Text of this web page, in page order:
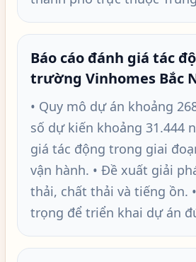
Báo cáo đánh giá tác
trường Vinhomes Bắc
• Quy mô dự án khoảng
số dự kiến khoảng 31.444
giá tác động trong giai
vận hành. • Đề xuất giải
thải, chất thải và tiếng ồn.
trọng để triển khai dự án